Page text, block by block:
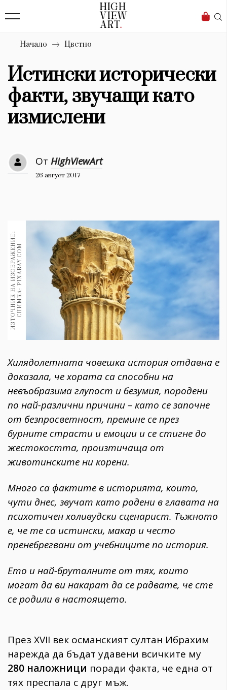
Бизнес
Мода
Dialogue
Изкуство
4340
Дизайн
Книги
30+
Гурме 1710
Пътувай
237
Здраве 389
Gentlemen
382
Wellness
1817
ПОСЛЕДВАЙТЕ
НИ
Начало Цветно
Истински исторически
факти, звучащи като
измислени
От HighViewArt
26 август 2017
И
З
Т
О
Ч
Н
И
К
Н
А
И
З
О
Б
Р
А
Ж
Е
Н
И
Е
:
С
Н
И
М
К
А
:
P
I
X
A
B
A
Y
.
C
OM
Хилядолетната човешка история отдавна е
доказала, че хората са способни на
невъобразима глупост и безумия, породени
по най-различни причини – като се започне
от безпросветност, премине се през
бурните страсти и емоции и се стигне до
жестокостта, произтичаща от
животинските ни корени.
Много са фактите в историята, които,
чути днес, звучат като родени в главата на
психотичен холивудски сценарист. Тъжното
е, че те са истински, макар и често
пренебрегвани от учебниците по история.
Ето и най-бруталните от тях, които
могат да ви накарат да се радвате, че сте
се родили в настоящето.
През XVII век османският султан Ибрахим
нарежда да бъдат удавени всичките му
280 наложници поради факта, че една от
тях преспала с друг мъж.